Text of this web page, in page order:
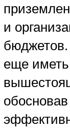
и
еще иметь